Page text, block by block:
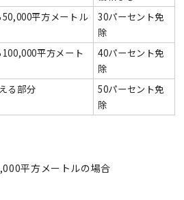
平方メートル
30パーセント免
除
平方メート
40パーセント免
除
る部分
50パーセント免
除
平方メートルの場合